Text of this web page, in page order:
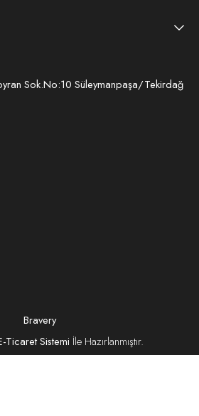
Sok.No:10 Süleymanpaşa/Tekirdağ
Bravery
Ticaret Sistemi İle Hazırlanmıştır.